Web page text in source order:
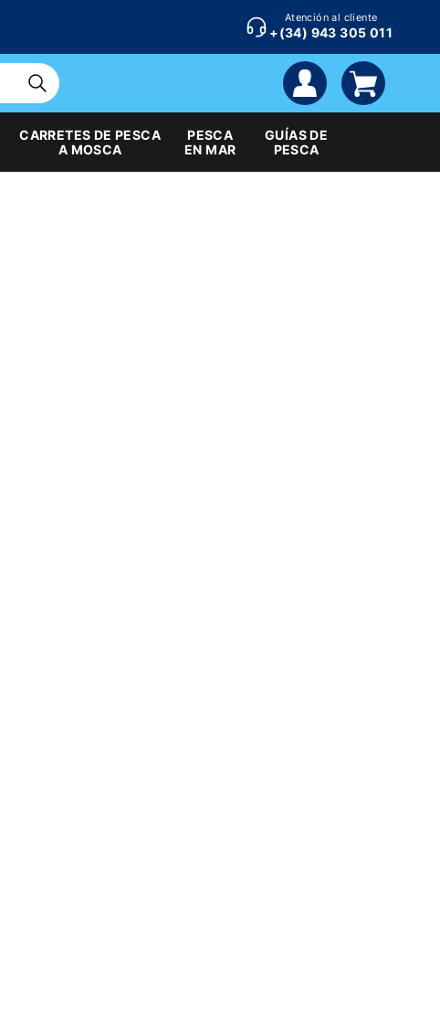
Atención al cliente
+(34) 943 305 011
cuenta carrito
CARRETES DE PESCA
A MOSCA
PESCA
EN MAR
GUÍAS DE
PESCA